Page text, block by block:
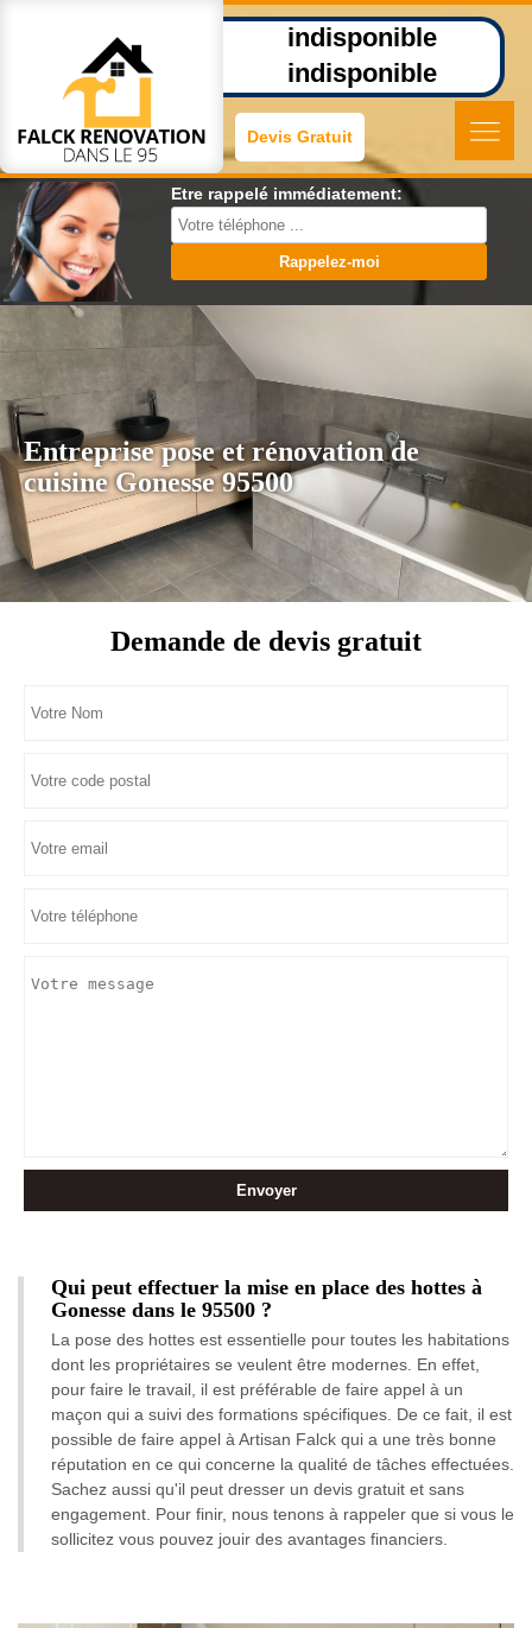
indisponible
indisponible
Devis Gratuit
Etre rappelé immédiatement:
Entreprise pose et rénovation de
cuisine Gonesse 95500
Demande de devis gratuit
Qui peut effectuer la mise en place des hottes à
Gonesse dans le 95500 ?
La pose des hottes est essentielle pour toutes les habitations
dont les propriétaires se veulent être modernes. En effet,
pour faire le travail, il est préférable de faire appel à un
maçon qui a suivi des formations spécifiques. De ce fait, il est
possible de faire appel à Artisan Falck qui a une très bonne
réputation en ce qui concerne la qualité de tâches effectuées.
Sachez aussi qu'il peut dresser un devis gratuit et sans
engagement. Pour finir, nous tenons à rappeler que si vous le
sollicitez vous pouvez jouir des avantages financiers.